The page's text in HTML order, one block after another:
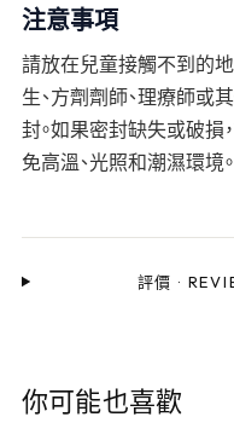
注意事項
請放在兒童接觸不到的
生、方劑劑師、理療師或
封。如果密封缺失或破損
免高溫、光照和潮濕環境。
評價 ·
你可能也喜歡